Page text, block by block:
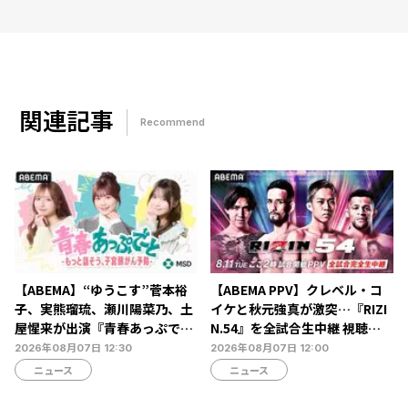
関連記事 Recommend
【ABEMA】“ゆうこす”菅本裕
子、実熊瑠琉、瀬川陽菜乃、土
屋惺来が出演『青春あっぷで～
と -もっと話そう、子宮頸がん
予防-』放送決定…恋愛・人間
関係からカラダの悩みまで本音
2026年08月07日 12:30
ニュース
【ABEMA PPV】クレベル・コ
イケと秋元強真が激突…『RIZI
N.54』を全試合生中継 視聴チ
ケット販売中
2026年08月07日 12:00
ニュース